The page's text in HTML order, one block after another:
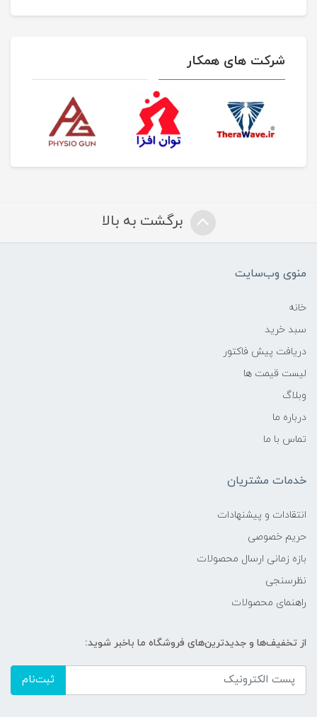
شرکت های همکار
برگشت به بالا
منوی وب‌سایت
خانه
سبد خرید
دریافت پیش فاکتور
لیست قیمت ها
وبلاگ
درباره ما
تماس با ما
خدمات مشتریان
انتقادات و پیشنهادات
حریم خصوصی
بازه زمانی ارسال محصولات
نظرسنجی
راهنمای محصولات
از تخفیف‌ها و جدیدترین‌های فروشگاه ما باخبر شوید:
ثبت‌نام